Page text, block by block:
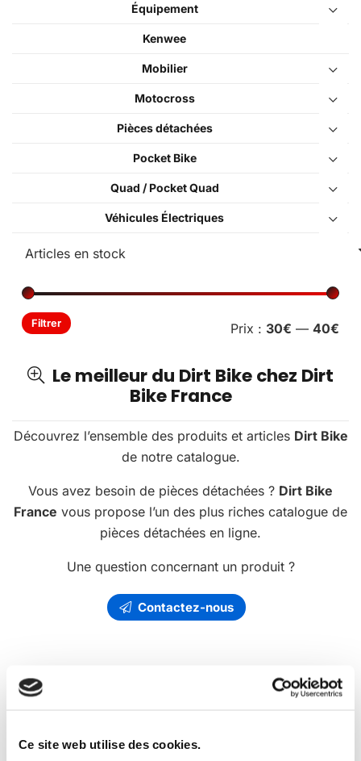
Ce site web utilise des cookies.
Équipement
Kenwee
Mobilier
Motocross
Pièces détachées
Pocket Bike
Quad / Pocket Quad
Véhicules Électriques
Filtrer Prix : 30€ — 40€
Le meilleur du Dirt Bike chez Dirt
Bike France
Découvrez l’ensemble des produits et articles Dirt Bike
de notre catalogue.
Vous avez besoin de pièces détachées ? Dirt Bike
France vous propose l’un des plus riches catalogue de
pièces détachées en ligne.
Une question concernant un produit ?
Contactez-nous
Les Dirt Bike France